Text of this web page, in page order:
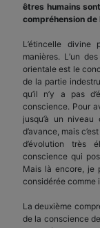
êtres humains
compréhension de
L’étincelle divine
manières. L’un
orientale est le
de la partie
qu’il n’y a pas
conscience. Pour
jusqu’à un
d’avance, mais
d’évolution très
conscience qui
Mais là encore, je
considérée comme
La deuxième
de la conscience